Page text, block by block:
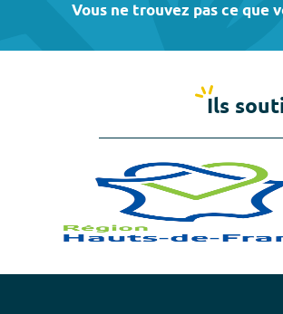
Vous ne trouvez pas ce que
Ils